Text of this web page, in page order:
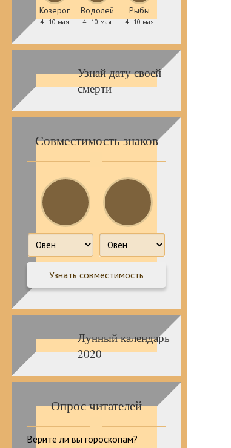
Козерог
4 - 10 мая
Водолей
4 - 10 мая
Рыбы
4 - 10 мая
Узнай дату своей
смерти
Совместимость знаков
Лунный календарь
2020
Опрос читателей
Верите ли вы гороскопам?